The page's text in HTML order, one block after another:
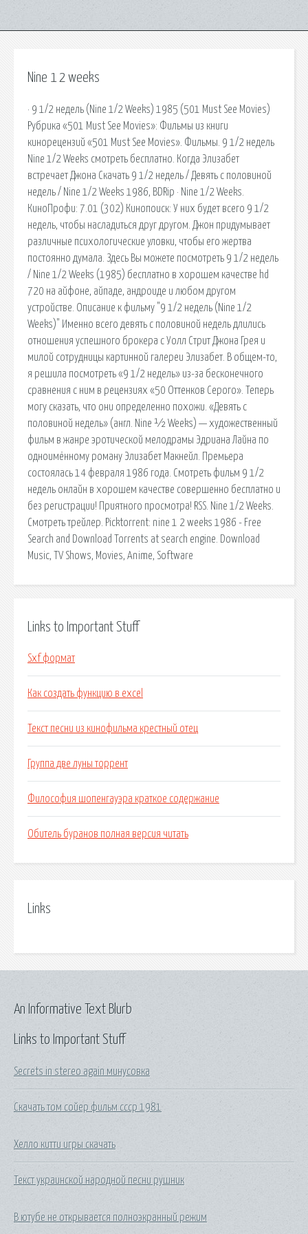
Nine 1 2 weeks
· 9 1/2 недель (Nine 1/2 Weeks) 1985 (501 Must See Movies)
Рубрика «501 Must See Movies»: Фильмы из книги
кинорецензий «501 Must See Movies». Фильмы. 9 1/2 недель
Nine 1/2 Weeks смотреть бесплатно. Когда Элизабет
встречает Джона Скачать 9 1/2 недель / Девять с половиной
недель / Nine 1/2 Weeks 1986, BDRip · Nine 1/2 Weeks.
КиноПрофи: 7.01 (302) Кинопоиск: У них будет всего 9 1/2
недель, чтобы насладиться друг другом. Джон придумывает
различные психологические уловки, чтобы его жертва
постоянно думала. Здесь Вы можете посмотреть 9 1/2 недель
/ Nine 1/2 Weeks (1985) бесплатно в хорошем качестве hd
720 на айфоне, айпаде, андроиде и любом другом
устройстве. Описание к фильму "9 1/2 недель (Nine 1/2
Weeks)" Именно всего девять с половиной недель длились
отношения успешного брокера с Уолл Стрит Джона Грея и
милой сотрудницы картинной галереи Элизабет. В общем-то,
я решила посмотреть «9 1/2 недель» из-за бесконечного
сравнения с ним в рецензиях «50 Оттенков Серого». Теперь
могу сказать, что они определенно похожи. «Девять с
половиной недель» (англ. Nine ½ Weeks) — художественный
фильм в жанре эротической мелодрамы Эдриана Лайна по
одноимённому роману Элизабет Макнейл. Премьера
состоялась 14 февраля 1986 года. Смотреть фильм 9 1/2
недель онлайн в хорошем качестве совершенно бесплатно и
без регистрации! Приятного просмотра! RSS. Nine 1/2 Weeks.
Смотреть трейлер. Picktorrent: nine 1 2 weeks 1986 - Free
Search and Download Torrents at search engine. Download
Music, TV Shows, Movies, Anime, Software
Links to Important Stuff
Sxf формат
Как создать функцию в excel
Текст песни из кинофильма крестный отец
Группа две луны торрент
Философия шопенгауэра краткое содержание
Обитель буранов полная версия читать
Links
Links to Important Stuff
Secrets in stereo again минусовка
Скачать том сойер фильм ссср 1981
Хелло китти игры скачать
Текст украинской народной песни рушник
В ютубе не открывается полноэкранный режим
An Informative Text Blurb